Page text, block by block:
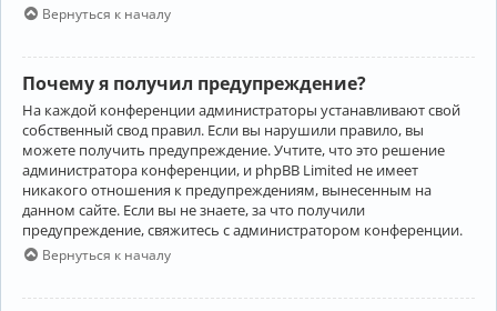
Вернуться к началу
Почему я получил предупреждение?
На каждой конференции администраторы устанавливают свой
собственный свод правил. Если вы нарушили правило, вы
можете получить предупреждение. Учтите, что это решение
администратора конференции, и phpBB Limited не имеет
никакого отношения к предупреждениям, вынесенным на
данном сайте. Если вы не знаете, за что получили
предупреждение, свяжитесь с администратором конференции.
Вернуться к началу